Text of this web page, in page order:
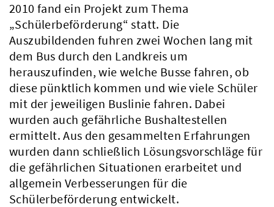
2010 fand ein Projekt zum Thema
„Schülerbeförderung“ statt. Die
Auszubildenden fuhren zwei Wochen lang mit
dem Bus durch den Landkreis um
herauszufinden, wie welche Busse fahren, ob
diese pünktlich kommen und wie viele Schüler
mit der jeweiligen Buslinie fahren. Dabei
wurden auch gefährliche Bushaltestellen
ermittelt. Aus den gesammelten Erfahrungen
wurden dann schließlich Lösungsvorschläge für
die gefährlichen Situationen erarbeitet und
allgemein Verbesserungen für die
Schülerbeförderung entwickelt.